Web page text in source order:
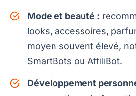
Mode et beauté :
looks, accessoires,
moyen souvent élevé,
SmartBots ou AffiliBot.
Développement